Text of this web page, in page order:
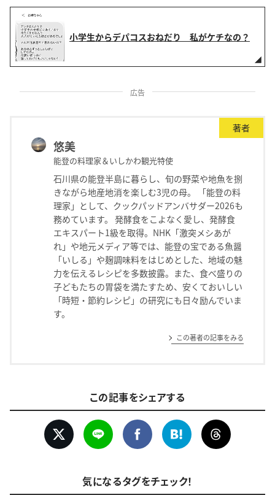
小学生からデパコスおねだり 私がケチなの？
広告
著者
悠美
能登の料理家＆いしかわ観光特使
石川県の能登半島に暮らし、旬の野菜や地魚を捌
きながら地産地消を楽しむ3児の母。 「能登の料
理家」として、クックパッドアンバサダー2026も
務めています。 発酵食をこよなく愛し、発酵食
エキスパート1級を取得。NHK「激突メシあが
れ」や地元メディア等では、能登の宝である魚醤
「いしる」や麹調味料をはじめとした、地域の魅
力を伝えるレシピを多数披露。また、食べ盛りの
子どもたちの胃袋を満たすため、安くておいしい
「時短・節約レシピ」の研究にも日々励んでいま
す。
この著者の記事をみる
この記事をシェアする
気になるタグをチェック！